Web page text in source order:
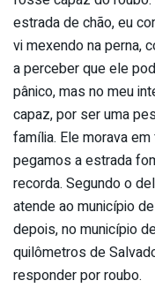
estrada de chão, eu
vi mexendo na perna,
a perceber que ele
pânico, mas no meu
capaz, por ser uma
família. Ele morava
pegamos a estrada
recorda. Segundo o
atende ao município
depois, no município
quilômetros de
responder por roubo.